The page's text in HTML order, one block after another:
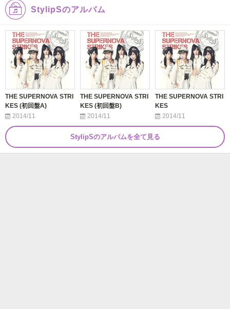
StylipSのアルバム
THE SUPERNOVA STRI
KES (初回盤A)
2014/11
THE SUPERNOVA STRI
KES (初回盤B)
2014/11
THE SUPERNOVA STRI
KES
2014/11
StylipSのアルバムを全て見る